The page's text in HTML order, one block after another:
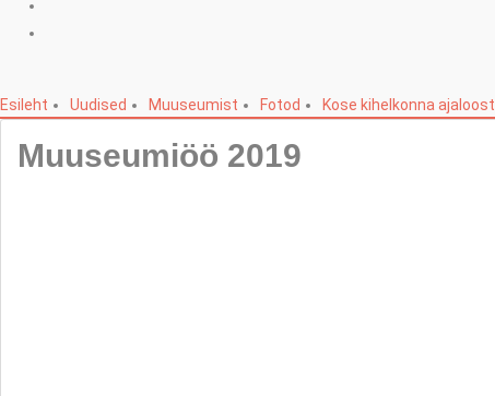
Esileht Uudised Muuseumist Fotod Kose kihelkonna ajaloost
Muuseumiöö 2019